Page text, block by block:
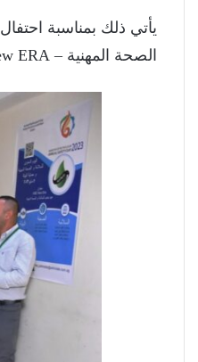
يأتي ذلك بمناسبة احتفال
الصحة المهنية – HSE New ERA).